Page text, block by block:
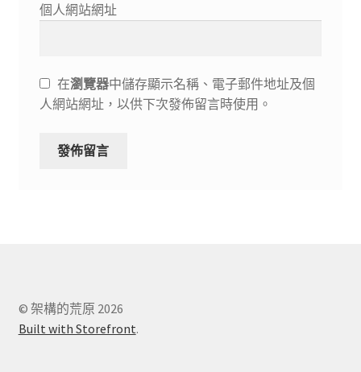
個人網站網址
在瀏覽器中儲存顯示名稱、電子郵件地址及個
人網站網址，以供下次發佈留言時使用。
© 架構的荒原 2026
Built with Storefront.